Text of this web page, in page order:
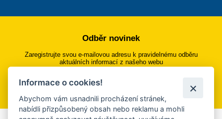
Odběr novinek
Zaregistrujte svou e-mailovou adresu k pravidelnému odběru
aktuálních informací z našeho webu
Přihlásit se k odběru
Informace o cookies!
Abychom vám usnadnili procházení stránek,
nabídli přizpůsobený obsah nebo reklamu a mohli